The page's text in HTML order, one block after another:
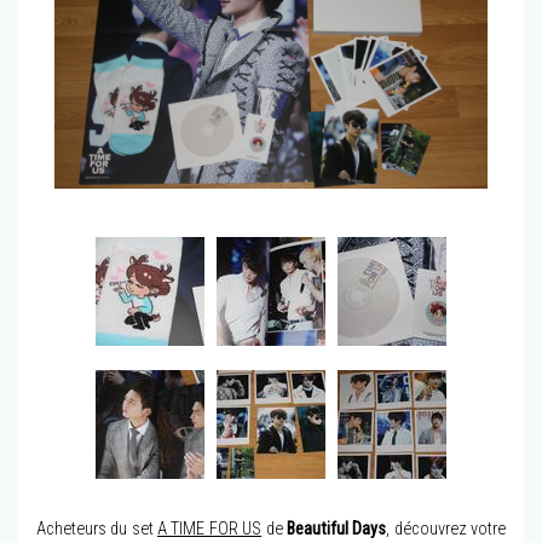
Acheteurs du setA TIME FOR US de Beautiful Days, découvrez votre